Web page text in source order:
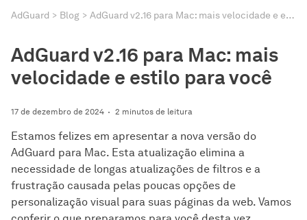
AdGuard Blog AdGuard v2.16 para Mac: mais velocidade e estilo para você
AdGuard v2.16 para Mac: mais
velocidade e estilo para você
17 de dezembro de 2024 2 minutos de leitura
Estamos felizes em apresentar a nova versão do
AdGuard para Mac. Esta atualização elimina a
necessidade de longas atualizações de filtros e a
frustração causada pelas poucas opções de
personalização visual para suas páginas da web. Vamos